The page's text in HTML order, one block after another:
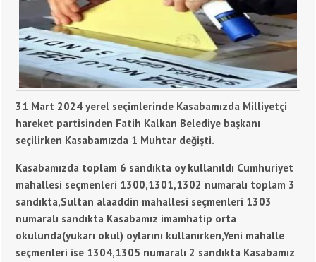
31 Mart 2024 yerel seçimlerinde Kasabamızda Milliyetçi
hareket partisinden Fatih Kalkan Belediye başkanı
seçilirken Kasabamızda 1 Muhtar değişti.
Kasabamızda toplam 6 sandıkta oy kullanıldı Cumhuriyet
mahallesi seçmenleri 1300,1301,1302 numaralı toplam 3
sandıkta,Sultan alaaddin mahallesi seçmenleri 1303
numaralı sandıkta Kasabamız imamhatip orta
okulunda(yukarı okul) oylarını kullanırken,Yeni mahalle
seçmenleri ise 1304,1305 numaralı 2 sandıkta Kasabamız